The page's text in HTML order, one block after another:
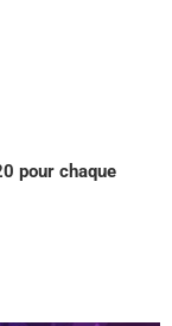
pour chaque